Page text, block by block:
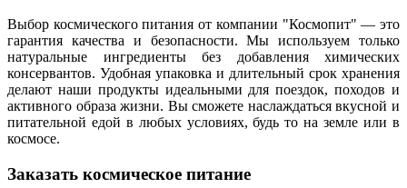
Выбор космического питания от компании "Космопит" — это
гарантия качества и безопасности. Мы используем только
натуральные ингредиенты без добавления химических
консервантов. Удобная упаковка и длительный срок хранения
делают наши продукты идеальными для поездок, походов и
активного образа жизни. Вы сможете наслаждаться вкусной и
питательной едой в любых условиях, будь то на земле или в
космосе.
Заказать космическое питание